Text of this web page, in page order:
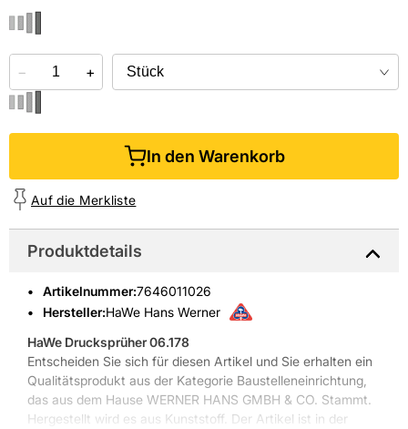
Online kaufen &kostenlos
− +
In den Warenkorb
Auf die Merkliste
Produktdetails
Artikelnummer:7646011026
Hersteller:HaWe Hans Werner
HaWe Drucksprüher 06.178
Entscheiden Sie sich für diesen Artikel und Sie erhalten ein
Qualitätsprodukt aus der Kategorie Baustelleneinrichtung,
das aus dem Hause WERNER HANS GMBH & CO. Stammt.
Hergestellt wird es aus Kunststoff. Der Artikel ist in der